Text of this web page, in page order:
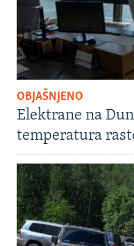
OBJAŠNJENO
Elektrane na
temperatura